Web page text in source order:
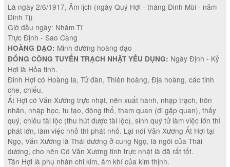
Là ngày 2/6/1917, Âm lịch (ngày Quý Hợi - tháng Đinh Mùi - năm
Đinh Tị)
Giờ đầu ngày: Nhâm Tí
Trực Định - Sao Cang
HOÀNG ĐẠO: Minh đường hoàng đạo
ĐỔNG CÔNG TUYỂN TRẠCH NHẬT YẾU DỤNG: Ngày Định - Kỷ
Hợi là Hỏa tinh.
Đinh Hợi có Hoàng la, Tử đàn, Thiên hoàng, Địa hoàng, các tinh
che, chiếu.
Ất Hợi có Văn Xương trực nhật, nên xuất hành, nhập trạch, hôn
nhân, nhập học, tu tạo, động thổ, tham quan (đi gặp quan), thấy
quý, chiêu tài lộc (thu hút được tài lộc), sinh quý tử làm việc lớn thì
phát lớn, làm việc nhỏ thì phát nhỏ. Lại nói Văn Xương Ất Hợi tại
Ngọ, Văn Xương là Thái dương ở cung Ngọ, là ngôi của Thái
dương, cho nên Có Văn Xương tinh trực nhật là đã rất tốt.
Tân Hợi là phụ nhân chi kim, âm khí của kim thịnh.